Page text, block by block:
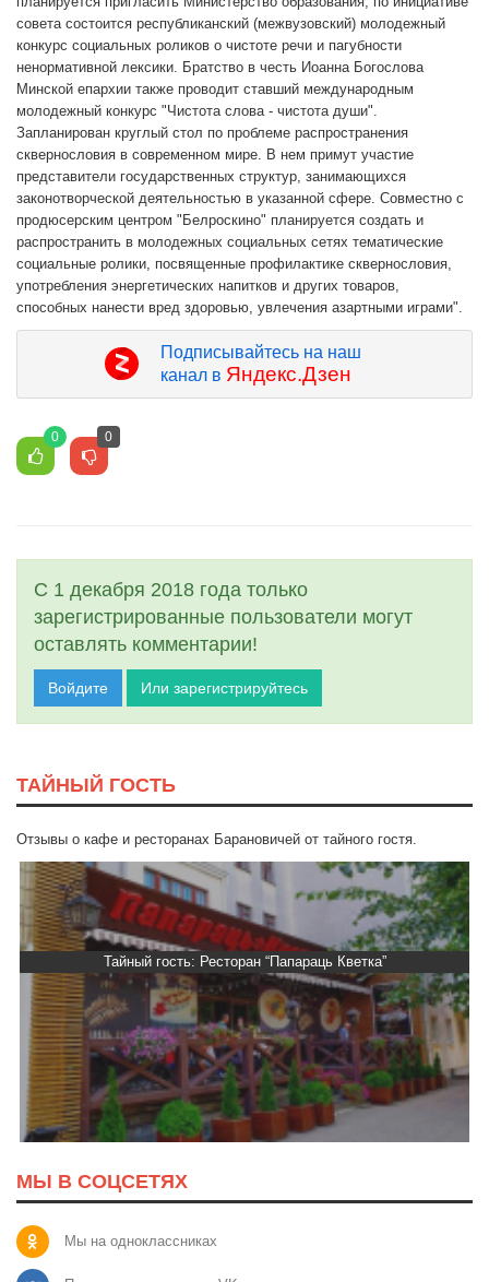
совета состоится республиканский (межвузовский) молодежный
конкурс социальных роликов о чистоте речи и пагубности
ненормативной лексики. Братство в честь Иоанна Богослова
Минской епархии также проводит ставший международным
молодежный конкурс "Чистота слова - чистота души".
Запланирован круглый стол по проблеме распространения
сквернословия в современном мире. В нем примут участие
представители государственных структур, занимающихся
законотворческой деятельностью в указанной сфере. Совместно с
продюсерским центром "Белроскино" планируется создать и
распространить в молодежных социальных сетях тематические
социальные ролики, посвященные профилактике сквернословия,
употребления энергетических напитков и других товаров,
способных нанести вред здоровью, увлечения азартными играми".
Подписывайтесь на наш
канал в Яндекс.Дзен
0 0
С 1 декабря 2018 года только
зарегистрированные пользователи могут
оставлять комментарии!
Войдите Или зарегистрируйтесь
ТАЙНЫЙ ГОСТЬ
Отзывы о кафе и ресторанах Барановичей от тайного гостя.
Тайный гость: Ресторан “Папараць Кветка”
МЫ В СОЦСЕТЯХ
Мы на одноклассниках